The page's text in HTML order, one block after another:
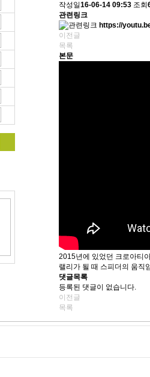
작성일16-06-14 09:53 조회
관련링크
https://
이전글
목록
본문
2015년에 있었던 크로아티
랠리가 될 때 스피더의 움직
댓글목록
등록된 댓글이 없습니다.
이전글
목록